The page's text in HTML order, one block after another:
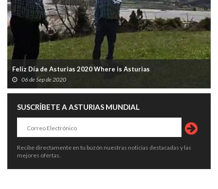
Feliz Día de Asturias 2020 Where is Asturias
06 de Sep de 2020
SUSCRÍBETE A ASTURIAS MUNDIAL
Recibe directamente en tu buzón nuestras noticias destacadas y las
mejores ofertas.